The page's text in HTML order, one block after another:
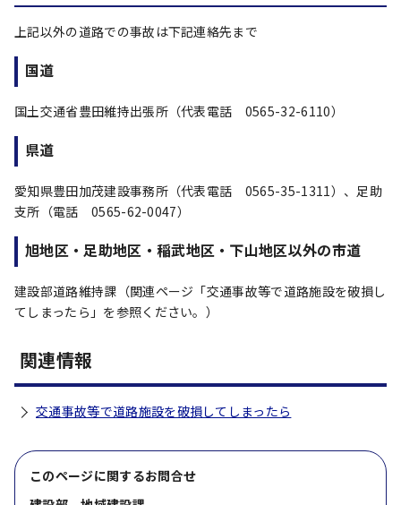
上記以外の道路での事故は下記連絡先まで
国道
国土交通省豊田維持出張所（代表電話 0565-32-6110）
県道
愛知県豊田加茂建設事務所（代表電話 0565-35-1311）、足助
支所（電話 0565-62-0047）
旭地区・足助地区・稲武地区・下山地区以外の市道
建設部道路維持課（関連ページ「交通事故等で道路施設を破損し
てしまったら」を参照ください。）
関連情報
交通事故等で道路施設を破損してしまったら
このページに関するお問合せ